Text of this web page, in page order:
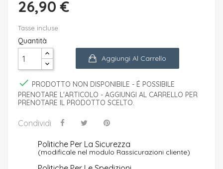
26,90 €
Tasse incluse
Quantità
Aggiungi Al Carrello
 PRODOTTO NON DISPONIBILE - É POSSIBILE
PRENOTARE L'ARTICOLO - AGGIUNGI AL CARRELLO PER
PRENOTARE IL PRODOTTO SCELTO.
Condividi
Politiche Per La Sicurezza
(modificale nel modulo Rassicurazioni cliente)